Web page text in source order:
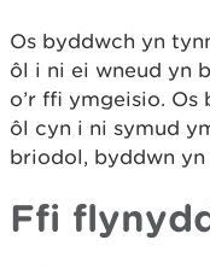
Os byddwch yn
ôl i ni ei wneud yn
o’r ffi ymgeisio. Os
ôl cyn i ni symud
briodol, byddwn yn
Ffi